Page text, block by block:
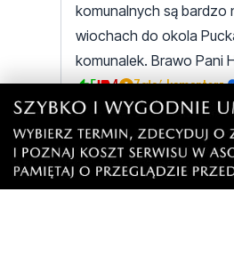
komunalnych są bardzo
wiochach do okola
komunalek. Brawo Pani
5 4 Zgłoś komentarz
Ty tumanie piątek, 5
Nie rozrozniarz
Przez dwie kadencje